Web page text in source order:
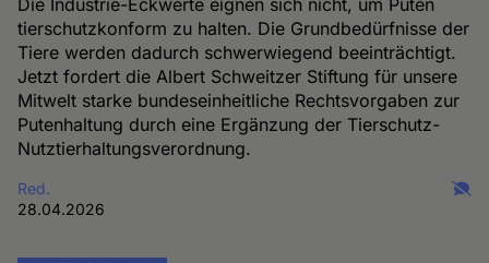
tierschutzkonform zu halten. Die Grundbedürfnisse der
Tiere werden dadurch schwerwiegend beeinträchtigt.
Jetzt fordert die Albert Schweitzer Stiftung für unsere
Mitwelt starke bundeseinheitliche Rechtsvorgaben zur
Putenhaltung durch eine Ergänzung der Tierschutz-
Nutztierhaltungsverordnung.
Red.
28.04.2026